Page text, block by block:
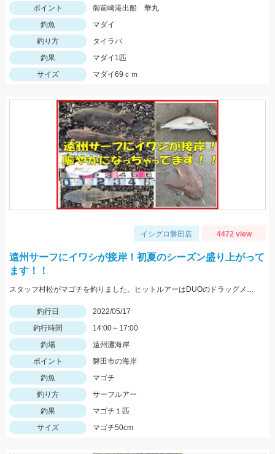
ポイント
御前崎港出船 華丸
釣魚
マダイ
釣り方
タイラバ
釣果
マダイ1匹
サイズ
マダイ69ｃｍ
イシグロ磐田店 4472 view
遠州サーフにイワシが接岸！初夏のシーズン盛り上がって
ます！！
スタッフ村松がマゴチを釣りました。ヒットルアーはDUOのドラッグメタルキャストショット30gのイワシカラー。
釣行日
2022/05/17
釣行時間
14:00～17:00
釣場
遠州灘海岸
ポイント
磐田市の海岸
釣魚
マゴチ
釣り方
サーフルアー
釣果
マゴチ１匹
サイズ
マゴチ50cm